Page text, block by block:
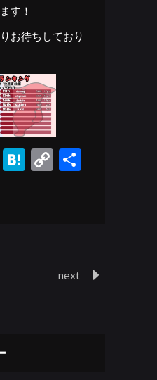
す！
お待ちしており
LineHatena
Copy
next